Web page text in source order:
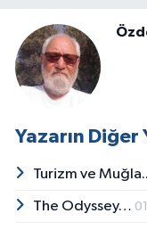
Yazarın Diğer
Turizm ve
The Odyssey…